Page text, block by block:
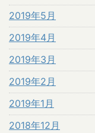
2019年5月
2019年4月
2019年3月
2019年2月
2019年1月
2018年12月